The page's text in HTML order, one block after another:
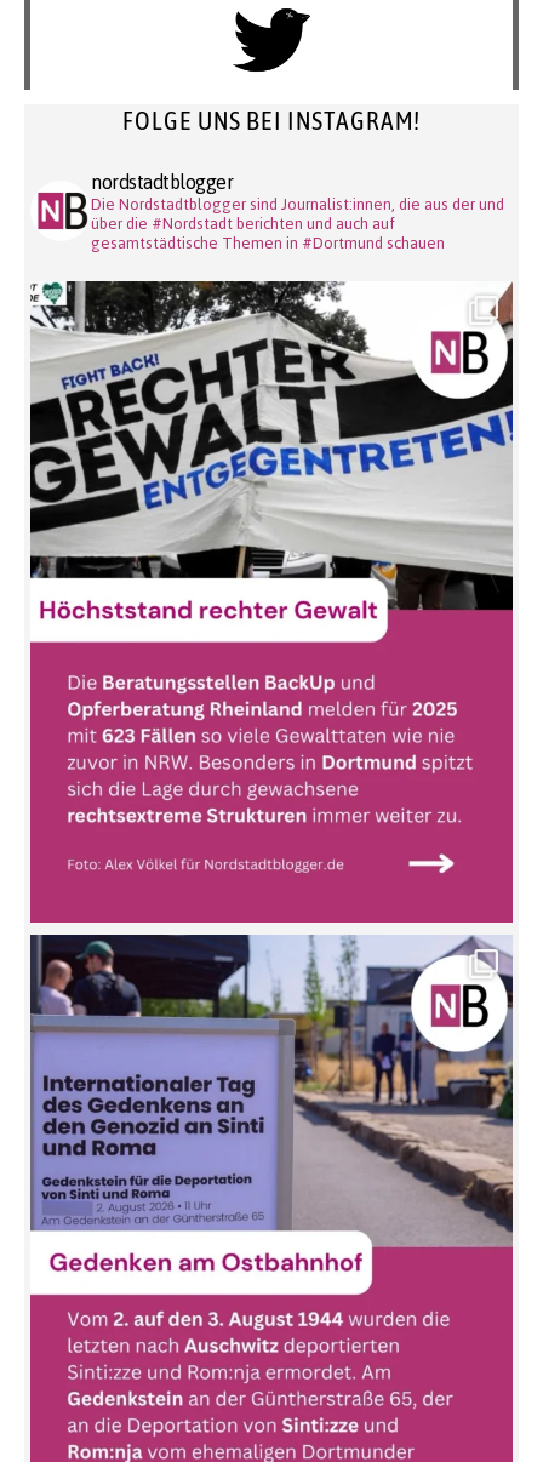
FOLGE UNS BEI INSTAGRAM!
nordstadtblogger
Die Nordstadtblogger sind Journalist:innen, die aus der und
über die #Nordstadt berichten und auch auf
gesamtstädtische Themen in #Dortmund schauen